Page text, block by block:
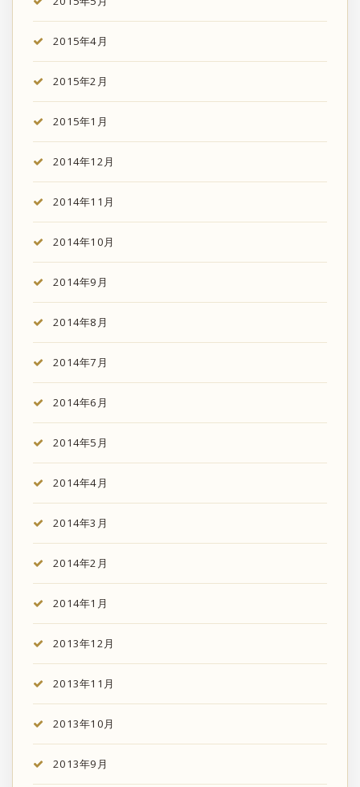
2015年4月
2015年2月
2015年1月
2014年12月
2014年11月
2014年10月
2014年9月
2014年8月
2014年7月
2014年6月
2014年5月
2014年4月
2014年3月
2014年2月
2014年1月
2013年12月
2013年11月
2013年10月
2013年9月